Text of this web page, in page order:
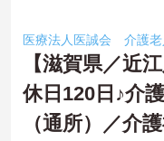
医療法人医誠会 介護
【滋賀県／近
休日120日♪介
（通所）／介